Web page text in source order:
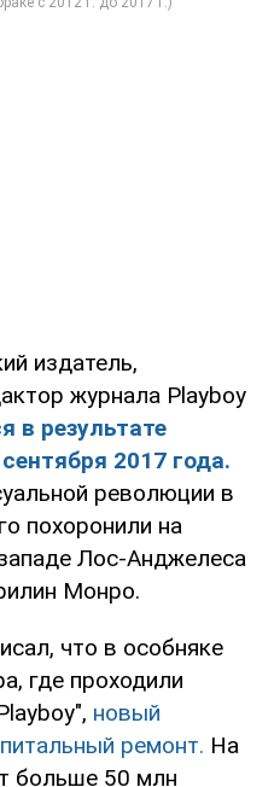
издатель,
журнала Playboy
в результате
2017 года.
революции в
похоронили на
Лос-Анджелеса
Монро.
что в особняке
где проходили
новый
ремонт. На
больше 50 млн